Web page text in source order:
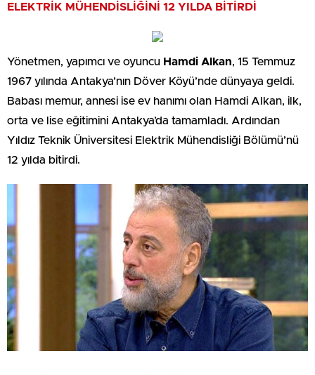
ELEKTRİK MÜHENDİSLİĞİNİ 12 YILDA BİTİRDİ
Yönetmen, yapımcı ve oyuncu Hamdi Alkan, 15 Temmuz
1967 yılında Antakya’nın Döver Köyü’nde dünyaya geldi.
Babası memur, annesi ise ev hanımı olan Hamdi Alkan, ilk,
orta ve lise eğitimini Antakya’da tamamladı. Ardından
Yıldız Teknik Üniversitesi Elektrik Mühendisliği Bölümü’nü
12 yılda bitirdi.